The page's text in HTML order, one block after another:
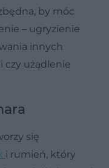
by móc
– ugryzienie
innych
czy użądlenie
się
i rumień, który